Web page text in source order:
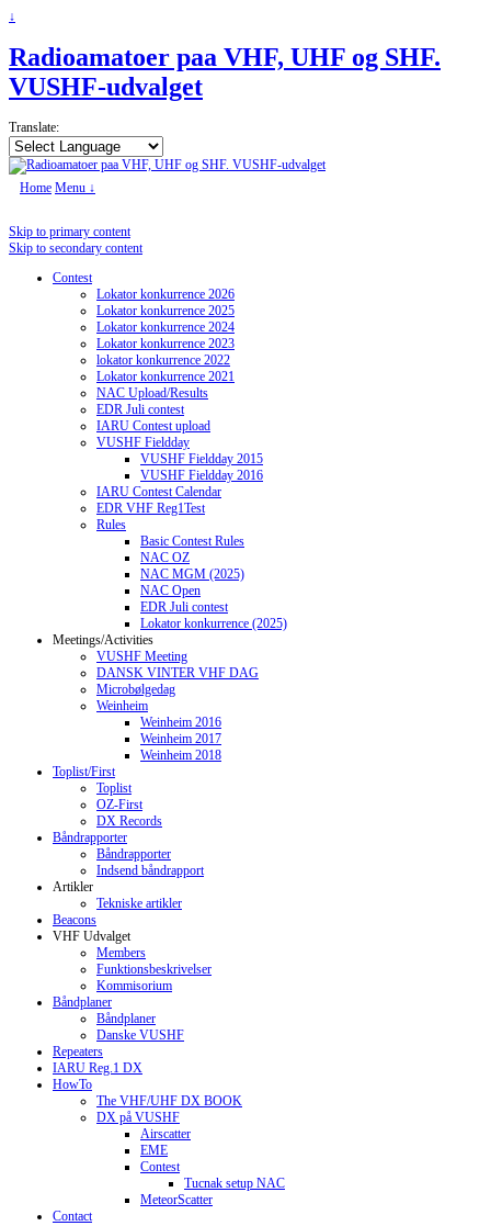
↓
Radioamatoer paa VHF, UHF og SHF.
VUSHF-udvalget
Translate:
Home Menu ↓
Skip to primary content
Skip to secondary content
Contest
Lokator konkurrence 2026
Lokator konkurrence 2025
Lokator konkurrence 2024
Lokator konkurrence 2023
lokator konkurrence 2022
Lokator konkurrence 2021
NAC Upload/Results
EDR Juli contest
IARU Contest upload
VUSHF Fieldday
VUSHF Fieldday 2015
VUSHF Fieldday 2016
IARU Contest Calendar
EDR VHF Reg1Test
Rules
Basic Contest Rules
NAC OZ
NAC MGM (2025)
NAC Open
EDR Juli contest
Lokator konkurrence (2025)
Meetings/Activities
VUSHF Meeting
DANSK VINTER VHF DAG
Microbølgedag
Weinheim
Weinheim 2016
Weinheim 2017
Weinheim 2018
Toplist/First
Toplist
OZ-First
DX Records
Båndrapporter
Båndrapporter
Indsend båndrapport
Artikler
Tekniske artikler
Beacons
VHF Udvalget
Members
Funktionsbeskrivelser
Kommisorium
Båndplaner
Båndplaner
Danske VUSHF
Repeaters
IARU Reg.1 DX
HowTo
The VHF/UHF DX BOOK
DX på VUSHF
Airscatter
EME
Contest
Tucnak setup NAC
MeteorScatter
Contact